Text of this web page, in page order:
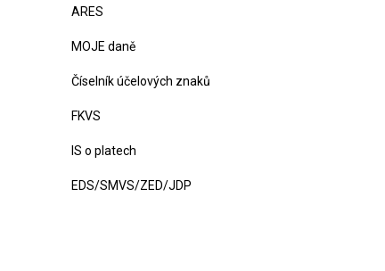
ARES
MOJE daně
Číselník účelových znaků
FKVS
IS o platech
EDS/SMVS/ZED/JDP